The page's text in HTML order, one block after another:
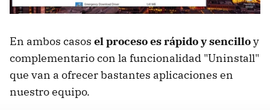
En ambos casos el proceso es rápido y sencilloy
complementario con la funcionalidad "Uninstall"
que van a ofrecer bastantes aplicaciones en
nuestro equipo.